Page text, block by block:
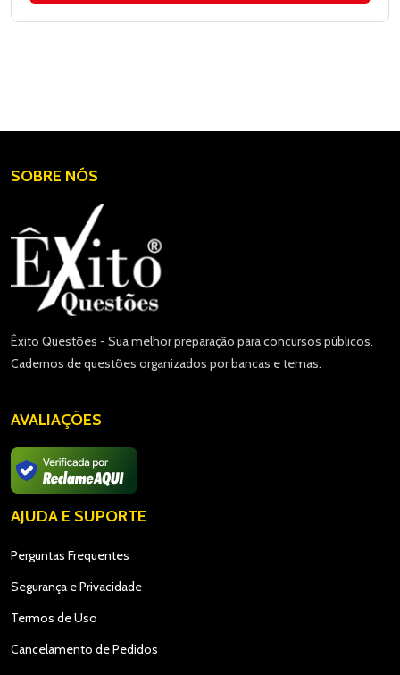
SOBRE NÓS
Êxito Questões - Sua melhor preparação para concursos públicos.
Cadernos de questões organizados por bancas e temas.
AVALIAÇÕES
AJUDA E SUPORTE
Perguntas Frequentes
Segurança e Privacidade
Termos de Uso
Cancelamento de Pedidos